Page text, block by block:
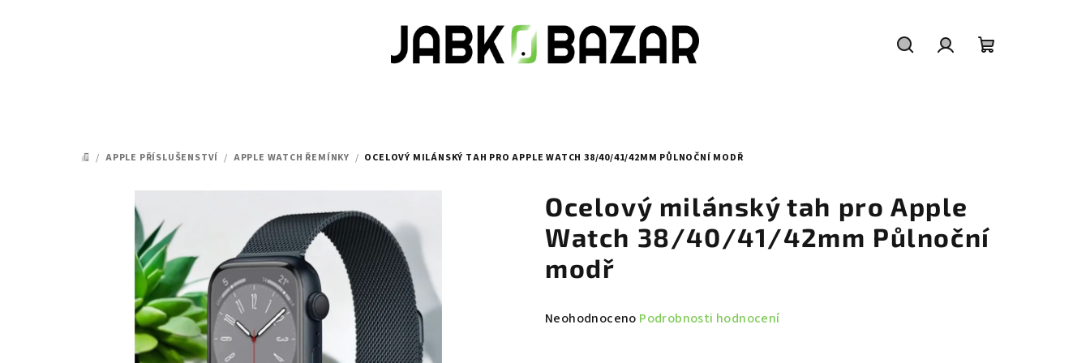
DOMŮ
/ APPLE PŘÍSLUŠENSTVÍ / APPLE WATCH ŘEMÍNKY / OCELOVÝ MILÁNSKÝ TAH PRO APPLE WATCH 38/40/41/42MM PŮLNOČNÍ MODŘ
Ocelový milánský tah pro Apple
Watch 38/40/41/42mm Půlnoční
modř
Průměrné
Neohodnoceno Podrobnosti hodnocení